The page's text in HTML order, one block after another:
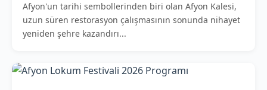
Afyon'un tarihi sembollerinden biri olan Afyon Kalesi,
uzun süren restorasyon çalışmasının sonunda nihayet
yeniden şehre kazandırı...